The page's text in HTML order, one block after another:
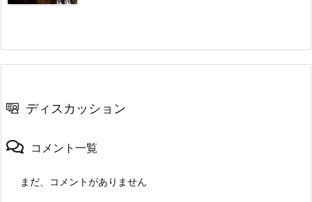
ディスカッション
コメント一覧
まだ、コメントがありません